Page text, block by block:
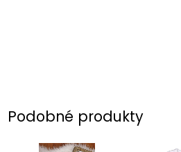
Podobné produkty